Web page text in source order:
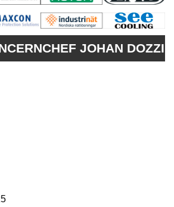
JOHAN DOZZI